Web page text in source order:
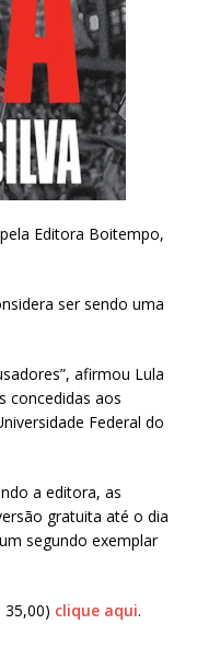
Editora Boitempo,
ser sendo uma
afirmou Lula
concedidas aos
Federal do
a editora, as
gratuita até o dia
segundo exemplar
clique aqui.